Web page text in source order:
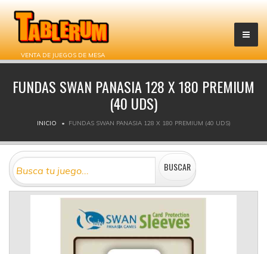
VENTA DE JUEGOS DE MESA
FUNDAS SWAN PANASIA 128 X 180 PREMIUM
(40 UDS)
INICIO FUNDAS SWAN PANASIA 128 X 180 PREMIUM (40 UDS)